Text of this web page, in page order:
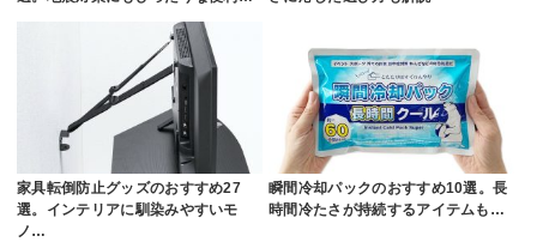
家具転倒防止グッズのおすすめ27
選。インテリアに馴染みやすいモ
ノ…
瞬間冷却パックのおすすめ10選。長
時間冷たさが持続するアイテムも…